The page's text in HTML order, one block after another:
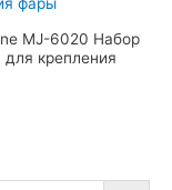
MJ-6020 Набор
для крепления